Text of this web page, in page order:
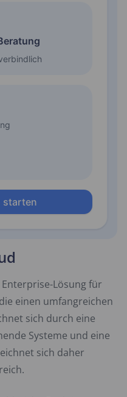
Lösung für
einen umfangreichen
sich durch eine
Systeme und eine
sich daher